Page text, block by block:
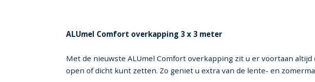
ALUmel Comfort overkapping 3 x 3 meter
Met de nieuwste ALUmel Comfort overkapping zit u er voortaan
open of dicht kunt zetten. Zo geniet u extra van de lente- en